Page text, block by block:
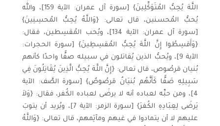
اللَّهَ يُحِبُّ المُتَوَكِّلِينَ} [سورة آل عمران: الآية 159]، والله
يُحبُّ المُحسنين، قال تعالى: {وَاللَّهُ يُحِبُّ المُحسِنِينَ}
[سورة آل عمران: الآية 134]، ويُحب المُقسِطين، فقال:
{وَأَقسِطُوا إِنَّ اللَّهَ يُحِبُّ المُقسِطِينَ} [سورة الحجرات:
الآية 9]، ويُحبُّ الذين يُقاتلون في سبيله صفًّا واحدًا كأنهم
بُنيان مَرصُوص، قال تعالى: {إِنَّ اللَّهَ يُحِبُّ الَّذِينَ يُقَاتِلُونَ فِي
سَبِيلِهِ صَفًّا كَأَنَّهُم بُنيَانٌ مَرصُوصٌ} [سورة الصَّف: الآية
4]، ومن حبِّه لعباده أنه لا يرضَى لعباده الكُفر، فقال: {وَلاَ
يَرضَى لِعِبَادِهِ الكُفرَ} [سورة الزمر: الآية 7]، ويُريد أن يتوبَ
عليهم لا أن يتمادوا في غيهم ومآثِمهم، قال تعالى: {وَاللَّهُ